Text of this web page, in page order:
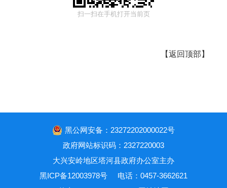
扫一扫在手机打开当前页
【返回顶部 】
黑公网安备：23272202000022号
政府网站标识码：2327220003
大兴安岭地区塔河县政府办公室主办
黑ICP备12003978号
电话：0457-3662621